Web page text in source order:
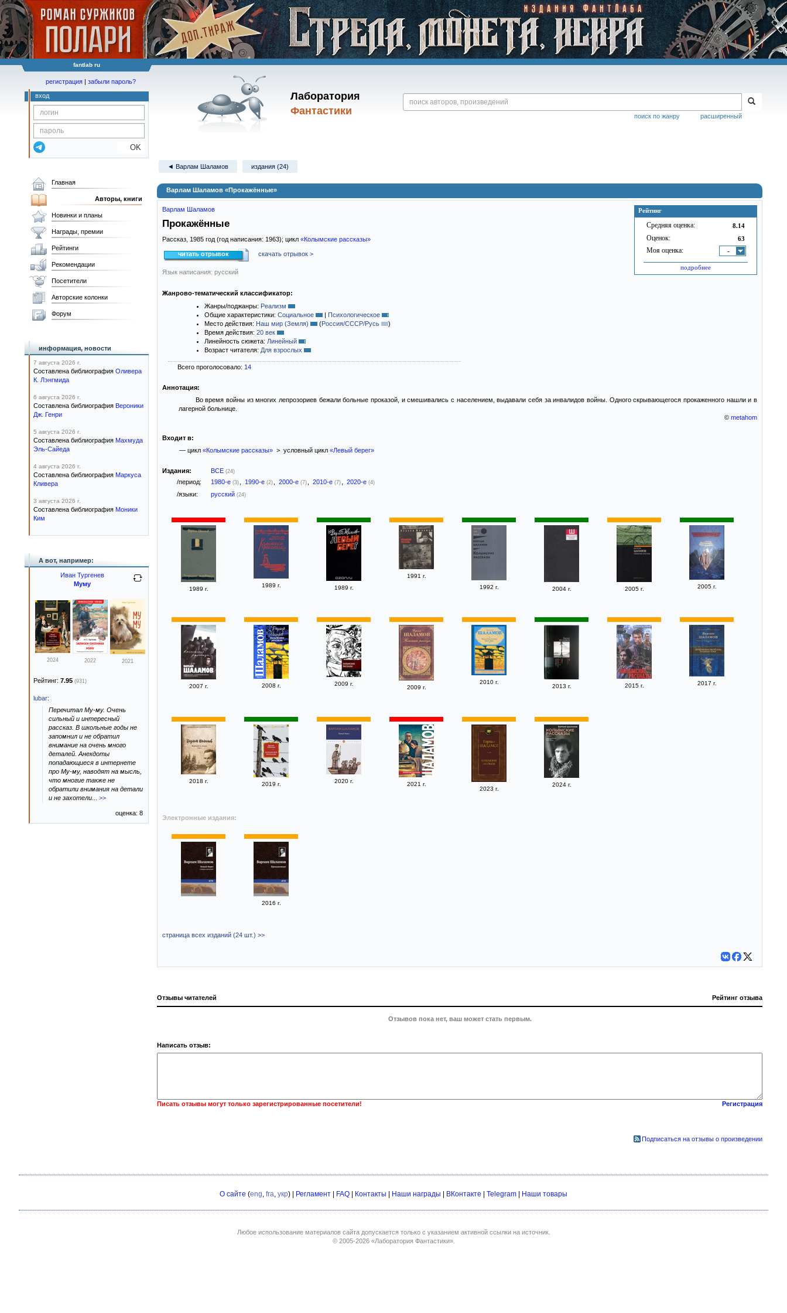
fantlab ru
Лаборатория
Фантастики
расширенный
поиск по жанру
регистрация | забыли пароль?
вход
OK
◄ Варлам Шаламов издания (24)
Варлам Шаламов «Прокажённые»
Рейтинг
Средняя оценка: 8.14
Оценок: 63
Моя оценка: -
подробнее
Варлам Шаламов
Прокажённые
Рассказ, 1985 год (год написания: 1963); цикл «Колымские рассказы»
читать отрывок скачать отрывок >
Язык написания: русский
Жанрово-тематический классификатор:
Жанры/поджанры: Реализм
Общие характеристики: Социальное | Психологическое
Место действия: Наш мир (Земля) (Россия/СССР/Русь
)
Время действия: 20 век
Линейность сюжета: Линейный
Возраст читателя: Для взрослых
Всего проголосовало: 14
Аннотация:
Во время войны из многих лепрозориев бежали больные проказой, и смешивались с населением, выдавали себя за инвалидов войны. Одного скрывающегося прокаженного нашли и в
лагерной больнице.
© metahom
Входит в:
— цикл «Колымские рассказы»> условный цикл «Левый берег»
Издания: ВСЕ (24)
/период: 1980-е (3) 1990-е (2) 2000-е (7) 2010-е (7) 2020-е (4)
/языки: русский (24)
1989 г.
1989 г. 1989 г.
1991 г.
1992 г.
2004 г. 2005 г. 2005 г.
2007 г. 2008 г. 2009 г.
2009 г.
2010 г.
2013 г. 2015 г. 2017 г.
2018 г. 2019 г. 2020 г. 2021 г.
2023 г.
2024 г.
Электронные издания:
2016 г.
страница всех изданий (24 шт.) >>
Отзывы читателей Рейтинг отзыва
Отзывов пока нет, ваш может стать первым.
Написать отзыв:
Писать отзывы могут только зарегистрированные посетители! Регистрация
Подписаться на отзывы о произведении
Главная
Авторы, книги
Новинки и планы
Награды, премии
Рейтинги
Рекомендации
Посетители
Авторские колонки
Форум
информация, новости
7 августа 2026 г.
Составлена библиография Оливера
К. Лэнгмида
6 августа 2026 г.
Составлена библиография Вероники
Дж. Генри
5 августа 2026 г.
Составлена библиография Махмуда
Эль-Сайеда
4 августа 2026 г.
Составлена библиография Маркуса
Кливера
3 августа 2026 г.
Составлена библиография Моники
Ким
А вот, например:
Иван Тургенев
Муму
2024 2022 2021
Рейтинг: 7.95 (931)
lubar:
Перечитал Му-му. Очень
сильный и интересный
рассказ. В школьные годы не
запомнил и не обратил
внимание на очень много
деталей. Анекдоты
попадающиеся в интернете
про Му-му, наводят на мысль,
что многие также не
обратили внимания на детали
и не захотели
>>
оценка: 8
О сайте (eng, fra, укр) | Регламент FAQ Контакты Наши награды ВКонтакте Telegram Наши товары
Любое использование материалов сайта допускается только с указанием активной ссылки на источник.
© 2005-2026 «Лаборатория Фантастики».